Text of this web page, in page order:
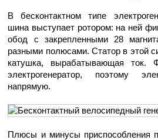
В бесконтактном типе
шина выступает ротором: на ней
обод с закрепленными 28
разными полюсами. Статор в этой
катушка, вырабатывающая
электрогенератор, поэтому
напрямую.
Плюсы и минусы приспособления